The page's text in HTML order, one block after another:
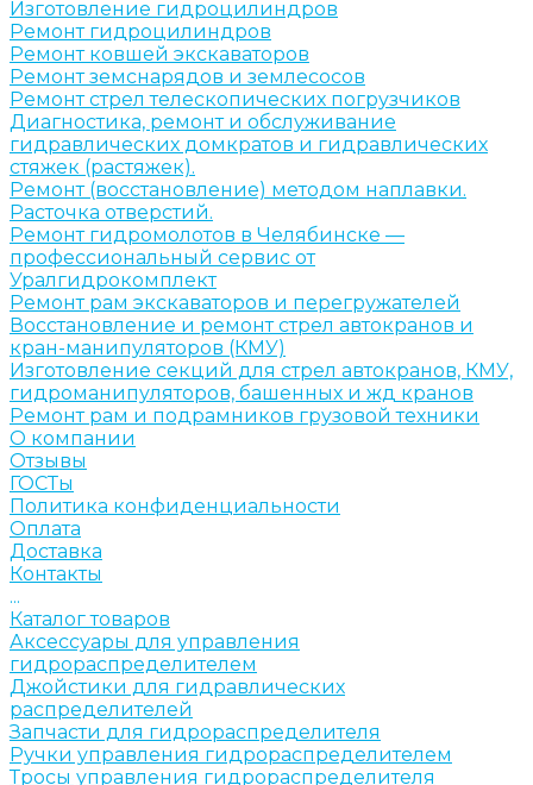
Изготовление гидроцилиндров
Ремонт гидроцилиндров
Ремонт ковшей экскаваторов
Ремонт земснарядов и землесосов
Ремонт стрел телескопических погрузчиков
Диагностика, ремонт и обслуживание
гидравлических домкратов и гидравлических
стяжек (растяжек).
Ремонт (восстановление) методом наплавки.
Расточка отверстий.
Ремонт гидромолотов в Челябинске —
профессиональный сервис от
Уралгидрокомплект
Ремонт рам экскаваторов и перегружателей
Восстановление и ремонт стрел автокранов и
кран-манипуляторов (КМУ)
Изготовление секций для стрел автокранов, КМУ,
гидроманипуляторов, башенных и жд кранов
Ремонт рам и подрамников грузовой техники
О компании
Отзывы
ГОСТы
Политика конфиденциальности
Оплата
Доставка
Контакты
...
Каталог товаров
Аксессуары для управления
гидрораспределителем
Джойстики для гидравлических
распределителей
Запчасти для гидрораспределителя
Ручки управления гидрораспределителем
Тросы управления гидрораспределителя